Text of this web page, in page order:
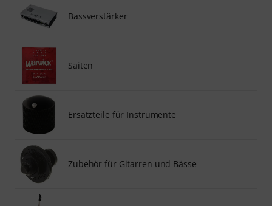
Bassverstärker
Saiten
Ersatzteile für Instrumente
Zubehör für Gitarren und Bässe